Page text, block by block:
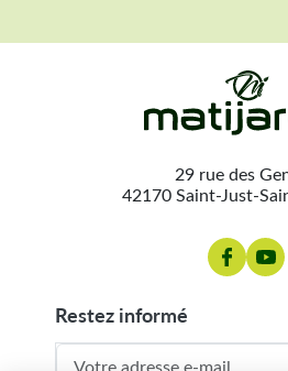
29 rue des
42170 Saint-Just-
restez informé